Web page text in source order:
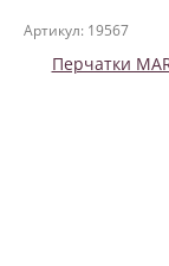
Артикул: 19567
Перчатки